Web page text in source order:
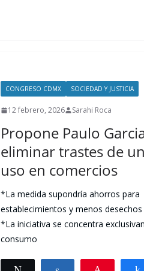
CONGRESO CDMX SOCIEDAD Y JUSTICIA
12 febrero, 2026 Sarahi Roca
Propone Paulo
eliminar trastes de
uso en comercios
*La medida supondría ahorros para
establecimientos y menos desechos
*La iniciativa se concentra
consumo